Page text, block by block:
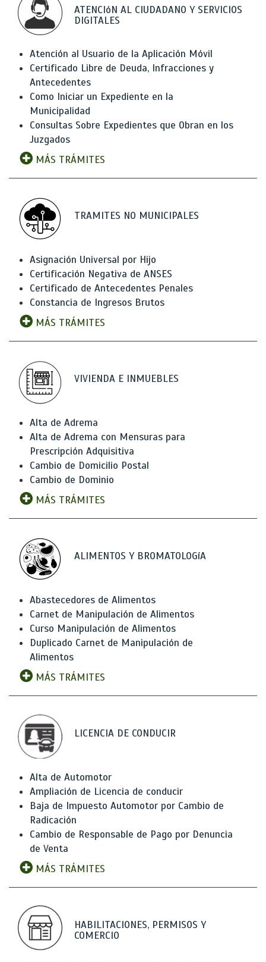
ATENCIóN AL CIUDADANO Y SERVICIOS
DIGITALES
Atención al Usuario de la Aplicación Móvil
Certificado Libre de Deuda, Infracciones y
Antecedentes
Como Iniciar un Expediente en la
Municipalidad
Consultas Sobre Expedientes que Obran en los
Juzgados
MÁS TRÁMITES
TRAMITES NO MUNICIPALES
Asignación Universal por Hijo
Certificación Negativa de ANSES
Certificado de Antecedentes Penales
Constancia de Ingresos Brutos
MÁS TRÁMITES
VIVIENDA E INMUEBLES
Alta de Adrema
Alta de Adrema con Mensuras para
Prescripción Adquisitiva
Cambio de Domicilio Postal
Cambio de Dominio
MÁS TRÁMITES
ALIMENTOS Y BROMATOLOGíA
Abastecedores de Alimentos
Carnet de Manipulación de Alimentos
Curso Manipulación de Alimentos
Duplicado Carnet de Manipulación de
Alimentos
MÁS TRÁMITES
LICENCIA DE CONDUCIR
Alta de Automotor
Ampliación de Licencia de conducir
Baja de Impuesto Automotor por Cambio de
Radicación
Cambio de Responsable de Pago por Denuncia
de Venta
MÁS TRÁMITES
HABILITACIONES, PERMISOS Y
COMERCIO